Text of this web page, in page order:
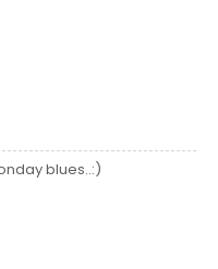
blues..:)